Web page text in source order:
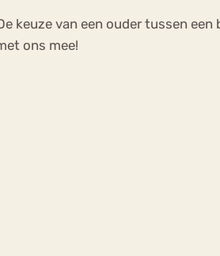
keuze van een ouder tussen een
ons mee!